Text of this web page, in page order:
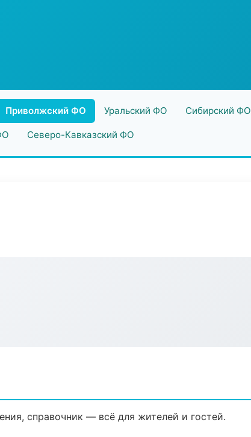
Приволжский ФО Уральский ФО Сибирский ФО
Северо-Кавказский ФО
справочник — всё для жителей и гостей.